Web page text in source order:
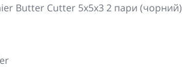
Butter Cutter 5x5x3 2 пари (чорний)